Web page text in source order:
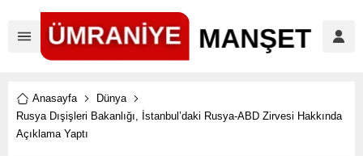
Anasayfa
Dünya
Rusya Dışişleri Bakanlığı, İstanbul’daki Rusya-ABD Zirvesi Hakkında
Açıklama Yaptı